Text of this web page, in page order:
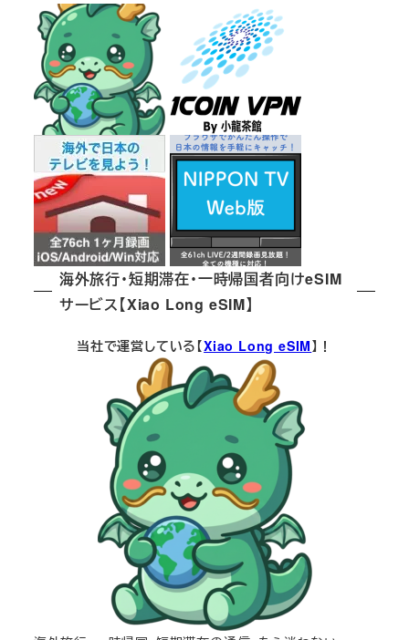
海外旅行・短期滞在・一時帰国者向けeSIM
サービス【Xiao Long eSIM】
当社で運営している【Xiao Long eSIM】！